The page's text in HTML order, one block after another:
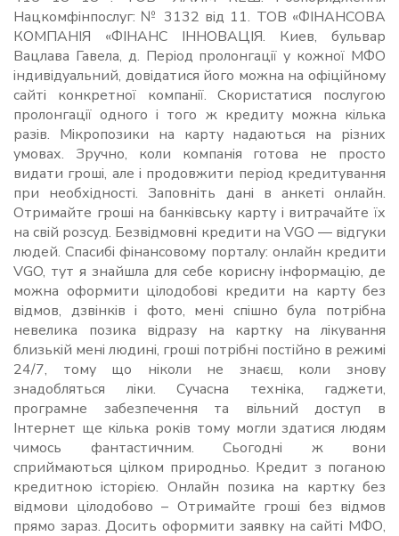
Нацкомфінпослуг: № 3132 від 11. ТОВ «ФІНАНСОВА
КОМПАНІЯ «ФІНАНС ІННОВАЦІЯ. Киев, бульвар
Вацлава Гавела, д. Період пролонгації у кожної МФО
індивідуальний, довідатися його можна на офіційному
сайті конкретної компанії. Скористатися послугою
пролонгації одного і того ж кредиту можна кілька
разів. Мікропозики на карту надаються на різних
умовах. Зручно, коли компанія готова не просто
видати гроші, але і продовжити період кредитування
при необхідності. Заповніть дані в анкеті онлайн.
Отримайте гроші на банківську карту і витрачайте їх
на свій розсуд. Безвідмовні кредити на VGO ― відгуки
людей. Спасибі фінансовому порталу: онлайн кредити
VGO, тут я знайшла для себе корисну інформацію, де
можна оформити цілодобові кредити на карту без
відмов, дзвінків і фото, мені спішно була потрібна
невелика позика відразу на картку на лікування
близькій мені людині, гроші потрібні постійно в режимі
24/7, тому що ніколи не знаєш, коли знову
знадобляться ліки. Сучасна техніка, гаджети,
програмне забезпечення та вільний доступ в
Інтернет ще кілька років тому могли здатися людям
чимось фантастичним. Сьогодні ж вони
сприймаються цілком природньо. Кредит з поганою
кредитною історією. Онлайн позика на картку без
відмови цілодобово – Отримайте гроші без відмов
прямо зараз. Досить оформити заявку на сайті МФО,